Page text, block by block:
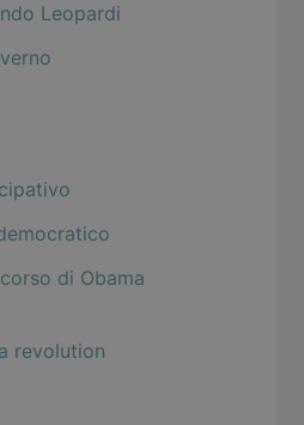
Leopardi
di Obama
revolution